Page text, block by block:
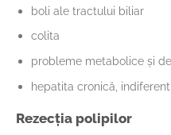
boli ale tractului biliar
colita
probleme metabolice și
hepatita cronică,
Rezecția polipilor